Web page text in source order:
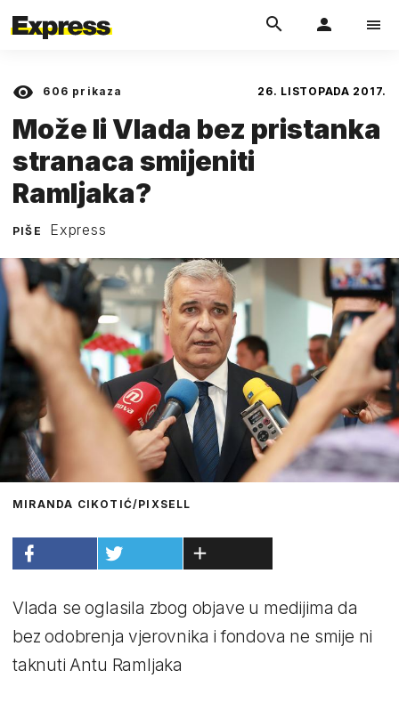
606 prikaza 26. LISTOPADA 2017.
Može li Vlada bez pristanka
stranaca smijeniti
Ramljaka?
PIŠE Express
MIRANDA CIKOTIĆ/PIXSELL
Vlada se oglasila zbog objave u medijima da
bez odobrenja vjerovnika i fondova ne smije ni
taknuti Antu Ramljaka